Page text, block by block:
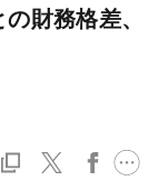
財務格差、